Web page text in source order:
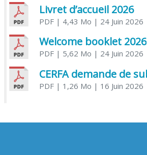
Livret d’accueil 2026
PDF| 4,43 Mo | 24 Juin 2026
Welcome booklet 2026
PDF| 5,62 Mo | 24 Juin 2026
PDF| 1,26 Mo | 16 Juin 2026